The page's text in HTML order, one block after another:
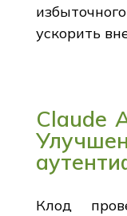
ускорить
Claude
Клод